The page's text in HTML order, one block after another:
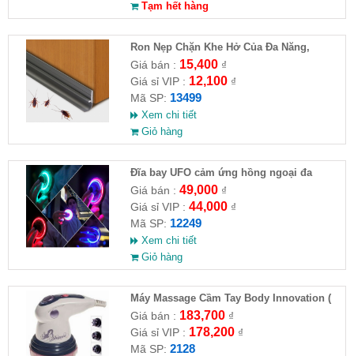
Tạm hết hàng
Ron Nẹp Chặn Khe Hở Của Đa Năng,
Chống Côn Trùng( HĐ )
Giá bán : 15,400₫
Giá sỉ VIP : 12,100₫
Mã SP: 13499
Xem chi tiết
Giỏ hàng
Đĩa bay UFO cảm ứng hồng ngoại đa
chiều tự động bay về
Giá bán : 49,000₫
Giá sỉ VIP : 44,000₫
Mã SP: 12249
Xem chi tiết
Giỏ hàng
Máy Massage Cầm Tay Body Innovation (
HĐ )
Giá bán : 183,700₫
Giá sỉ VIP : 178,200₫
Mã SP: 2128